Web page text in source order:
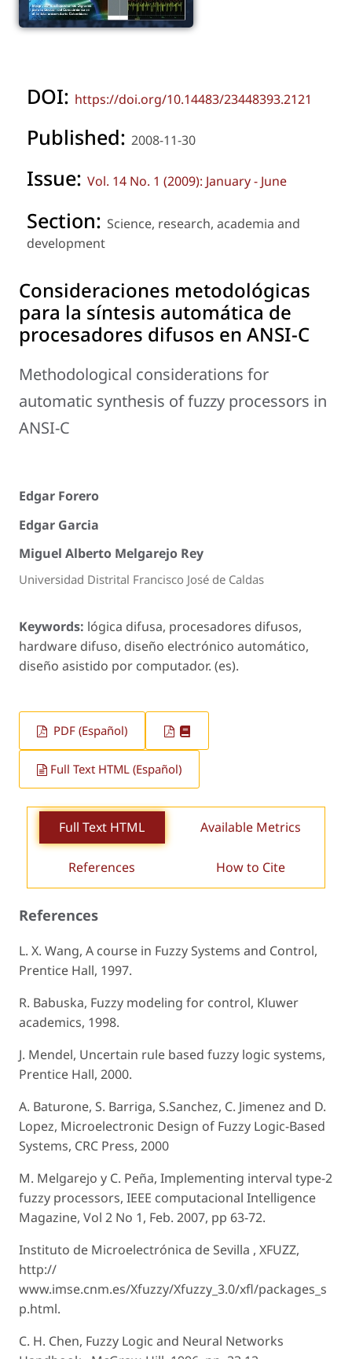
DOI: https://doi.org/10.14483/23448393.2121
Published: 2008-11-30
Issue: Vol. 14 No. 1 (2009): January - June
Section: Science, research, academia and
development
Consideraciones metodológicas
para la síntesis automática de
procesadores difusos en ANSI-C
Methodological considerations for
automatic synthesis of fuzzy processors in
ANSI-C
Edgar Forero
Edgar Garcia
Miguel Alberto Melgarejo Rey
Universidad Distrital Francisco José de Caldas
Keywords: lógica difusa, procesadores difusos,
hardware difuso, diseño electrónico automático,
diseño asistido por computador. (es).
PDF (Español)
Full Text HTML (Español)
Full Text HTML Available Metrics
References How to Cite
References
L. X. Wang, A course in Fuzzy Systems and Control,
Prentice Hall, 1997.
R. Babuska, Fuzzy modeling for control, Kluwer
academics, 1998.
J. Mendel, Uncertain rule based fuzzy logic systems,
Prentice Hall, 2000.
A. Baturone, S. Barriga, S.Sanchez, C. Jimenez and D.
Lopez, Microelectronic Design of Fuzzy Logic-Based
Systems, CRC Press, 2000
M. Melgarejo y C. Peña, Implementing interval type-2
fuzzy processors, IEEE computacional Intelligence
Magazine, Vol 2 No 1, Feb. 2007, pp 63-72.
Instituto de Microelectrónica de Sevilla , XFUZZ,
http://
www.imse.cnm.es/Xfuzzy/Xfuzzy_3.0/xfl/packages_s
p.html.
C. H. Chen, Fuzzy Logic and Neural Networks